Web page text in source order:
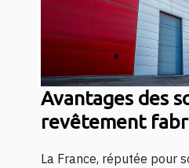
Avantages des
revêtement
La France, réputée pour